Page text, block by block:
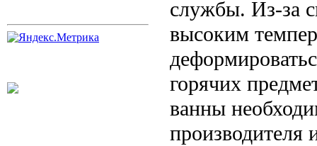
службы. Из-за
высоким
горячих
ванны
производителя